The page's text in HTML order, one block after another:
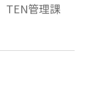
管理課